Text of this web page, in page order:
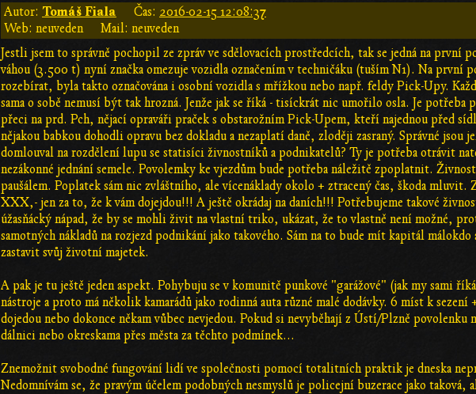
Autor: Tomáš Fiala Čas: 2016-02-15 12:08:37
Web: neuveden
Mail: neuveden
Jestli jsem to správně pochopil ze zpráv ve sdělovacích prostředcích, tak se jedná na
váhou (3.500 t) nyní značka omezuje vozidla označením v techničáku (tuším N1). Na první
rozebírat, byla takto označována i osobní vozidla s mřížkou nebo např. feldy Pick-Upy.
sama o sobě nemusí být tak hrozná. Jenže jak se říká - tisíckrát nic umořilo osla. Je
přeci na prd. Pch, nějací opraváři praček s obstarožním Pick-Upem, kteří najednou před
nějakou babkou dohodli opravu bez dokladu a nezaplatí daně, zloději zasraný. Správné
domlouval na rozdělení lupu se statisíci živnostníků a podnikatelů? Ty je potřeba otrávit
nezákonné jednání semele. Povolemky ke vjezdům bude potřeba náležitě zpoplatnit.
paušálem. Poplatek sám nic zvláštního, ale vícenáklady okolo + ztracený čas, škoda
XXX,- jen za to, že k vám dojejdou!!! A ještě okrádaj na daních!!! Potřebujeme takové
úžasňácký nápad, že by se mohli živit na vlastní triko, ukázat, že to vlastně není možné,
samotných nákladů na rozjezd podnikání jako takového. Sám na to bude mít kapitál
zastavit svůj životní majetek.
A pak je tu ještě jeden aspekt. Pohybuju se v komunitě punkové "garážové" (jak my sami
nástroje a proto má několik kamarádů jako rodinná auta různé malé dodávky. 6 míst k
dojedou nebo dokonce někam vůbec nevjedou. Pokud si nevyběhají z Ústí/Plzně povolenku
dálnici nebo okreskama přes města za těchto podmínek...
Znemožnit svobodné fungování lidí ve společnosti pomocí totalitních praktik je dneska
Nedomnívám se, že pravým účelem podobných nesmyslů je policejní buzerace jako taková,